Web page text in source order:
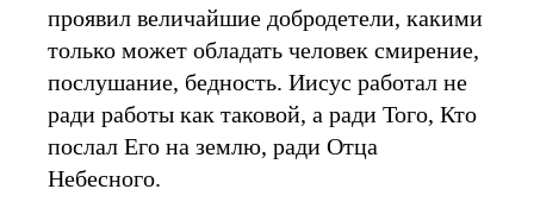
проявил величайшие добродетели, какими
только может обладать человек смирение,
послушание, бедность. Иисус работал не
ради работы как таковой, а ради Того, Кто
послал Его на землю, ради Отца
Небесного.